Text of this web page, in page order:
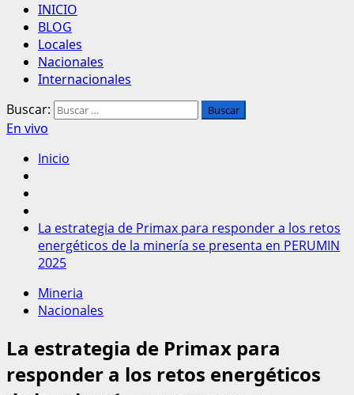
INICIO
BLOG
Locales
Nacionales
Internacionales
Buscar:
En vivo
Inicio
La estrategia de Primax para responder a los retos
energéticos de la minería se presenta en PERUMIN
2025
Mineria
Nacionales
La estrategia de Primax para
responder a los retos energéticos